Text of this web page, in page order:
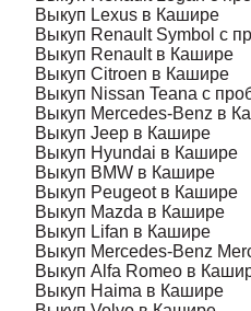
Выкуп Lexus в Кашире
Выкуп Renault Symbol с
Выкуп Renault в Кашире
Выкуп Citroen в Кашире
Выкуп Nissan Teana с
Выкуп Mercedes-Benz в
Выкуп Jeep в Кашире
Выкуп Hyundai в Кашире
Выкуп BMW в Кашире
Выкуп Peugeot в Кашире
Выкуп Mazda в Кашире
Выкуп Lifan в Кашире
Выкуп Mercedes-Benz
Выкуп Alfa Romeo в
Выкуп Haima в Кашире